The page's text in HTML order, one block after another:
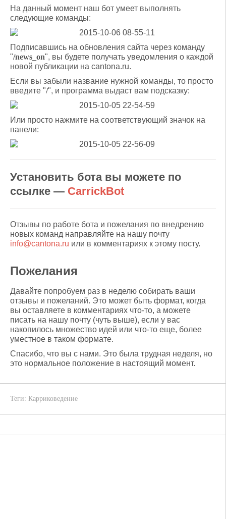
На данный момент наш бот умеет выполнять
следующие команды:
Подписавшись на обновления сайта через команду
"/news_on", вы будете получать уведомления о каждой
новой публикации на cantona.ru.
Если вы забыли название нужной команды, то просто
введите "/", и программа выдаст вам подсказку:
Или просто нажмите на соответствующий значок на
панели:
Установить бота вы можете по
ссылке — CarrickBot
Отзывы по работе бота и пожелания по внедрению
новых команд направляйте на нашу почту
info@cantona.ru или в комментариях к этому посту.
Пожелания
Давайте попробуем раз в неделю собирать ваши
отзывы и пожеланий. Это может быть формат, когда
вы оставляете в комментариях что-то, а можете
писать на нашу почту (чуть выше), если у вас
накопилось множество идей или что-то еще, более
уместное в таком формате.
Спасибо, что вы с нами. Это была трудная неделя, но
это нормальное положение в настоящий момент.
Теги: Карриковедение